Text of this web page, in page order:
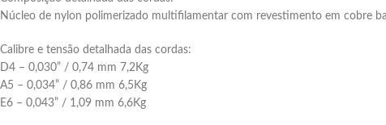
Núcleo de nylon polimerizado multifilamentar com revestimento em cobre
Calibre e tensão detalhada das cordas:
D4 – 0,030” / 0,74 mm 7,2Kg
A5 – 0,034” / 0,86 mm 6,5Kg
E6 – 0,043” / 1,09 mm 6,6Kg